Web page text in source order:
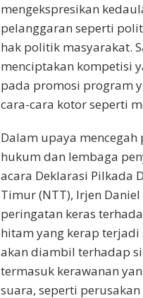
mengekspresikan
pelanggaran seperti
hak politik masyarakat.
menciptakan kompetisi
pada promosi program
cara-cara kotor seperti
Dalam upaya
hukum dan lembaga
acara Deklarasi Pilkada
Timur (NTT), Irjen
peringatan keras
hitam yang kerap terjadi
akan diambil terhadap
termasuk kerawanan
suara, seperti